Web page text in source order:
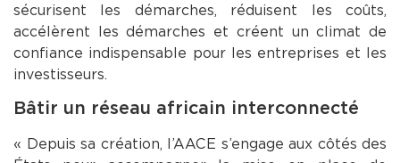
sécurisent les démarches, réduisent les coûts,
accélèrent les démarches et créent un climat de
confiance indispensable pour les entreprises et les
investisseurs.
Bâtir un réseau africain interconnecté
« Depuis sa création, l’AACE s’engage aux côtés des